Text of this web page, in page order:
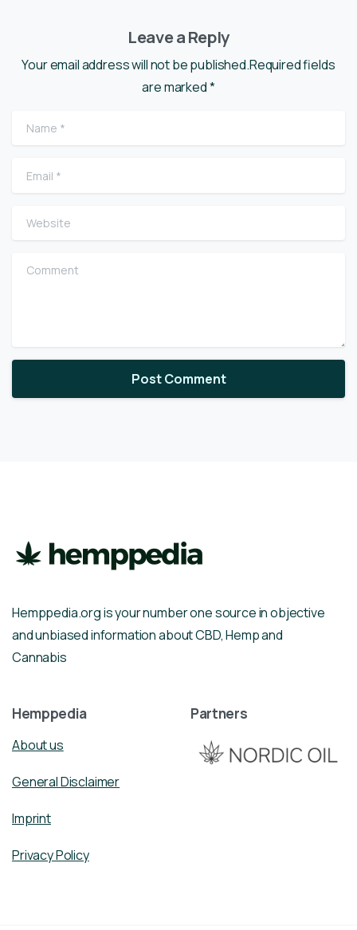
Leave a Reply
Your email address will not be published.Required fields
are marked *
Name
Email
Website
Comment
Hemppedia.org is your number one source in objective
and unbiased information about CBD, Hemp and
Cannabis
Hemppedia
About us
General Disclaimer
Imprint
Privacy Policy
Partners